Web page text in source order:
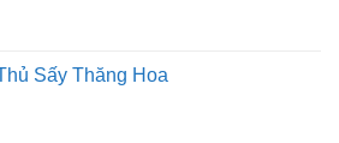
Sấy Thăng Hoa